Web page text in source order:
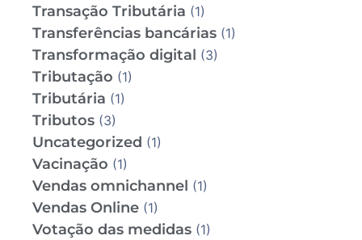
Transação Tributária (1)
Transferências bancárias (1)
Transformação digital (3)
Tributação (1)
Tributária (1)
Tributos (3)
Uncategorized (1)
Vacinação (1)
Vendas omnichannel (1)
Vendas Online (1)
Votação das medidas (1)